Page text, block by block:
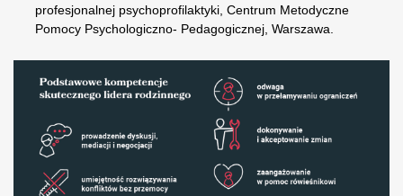
profesjonalnej psychoprofilaktyki, Centrum Metodyczne
Pomocy Psychologiczno- Pedagogicznej, Warszawa.